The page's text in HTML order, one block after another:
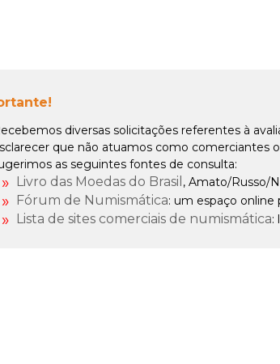
diversas solicitações referentes à
que não atuamos como comerciantes
as seguintes fontes de consulta:
Livro das Moedas do Brasil , Amato/Russo/
Fórum de Numismática: um espaço online
Lista de sites comerciais de numismática: